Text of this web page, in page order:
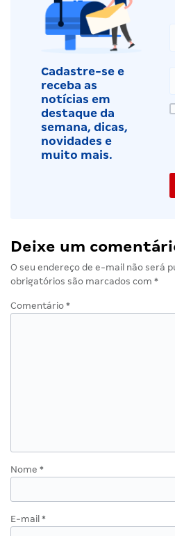
Cadastre-se e
receba as
notícias em
destaque da
semana, dicas,
novidades e
muito mais.
Deixe um
O seu endereço de e-mail não será
obrigatórios são marcados com *
Comentário *
Nome *
E-mail *